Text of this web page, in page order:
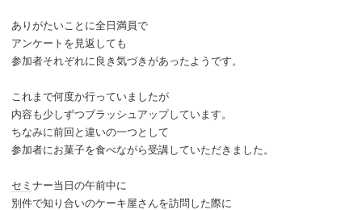
ありがたいことに全日満員で
アンケートを見返しても
参加者それぞれに良き気づきがあったようです。
これまで何度か行っていましたが
内容も少しずつブラッシュアップしています。
ちなみに前回と違いの一つとして
参加者にお菓子を食べながら受講していただきました。
セミ ナー当日の午前中に
別件で知り合いのケーキ屋さんを訪問した際に